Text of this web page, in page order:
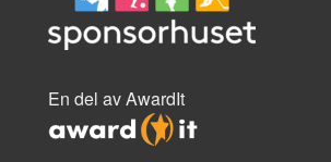
En del av AwardIt